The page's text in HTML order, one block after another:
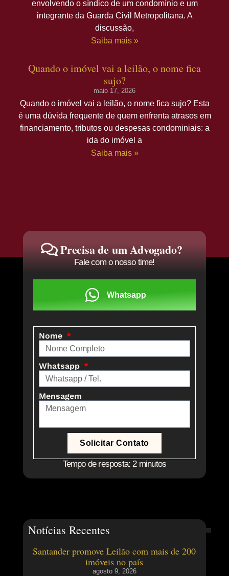
envolvendo o síndico de um condomínio e um
integrante da Guarda Civil Metropolitana. A
discussão,
Saiba mais »
Quando o imóvel vai a leilão, o nome fica
sujo?
maio 17, 2026
Quando o imóvel vai a leilão, o nome fica sujo? Esta
é uma dúvida frequente de quem enfrenta atrasos em
financiamento, tributos ou despesas condominiais: a
ida do imóvel a
Saiba mais »
Precisa de um Advogado?
Fale com o nosso time!
Whatsapp
Nome
Whatsapp
Mensagem
Solicitar Contato
Tempo de resposta: 2 minutos
Notícias Recentes
Santander promove Leilão com mais de 200
imóveis no país
agosto 9, 2026